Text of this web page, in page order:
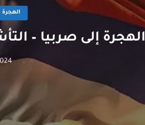
الهجرة
الهجرة إلى صربيا –